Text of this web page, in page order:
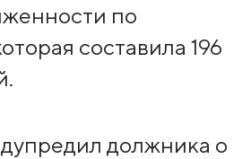
по
составила 196
должника о